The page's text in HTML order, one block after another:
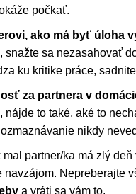
počkať.
ako má byť úloha
snažte sa nezasahovať
ku kritike práce,
za partnera v
nájde to také, aké to
nikdy
mal partner/ka má zlý
navzájom. Nepreberajte
a vráti sa vám to.